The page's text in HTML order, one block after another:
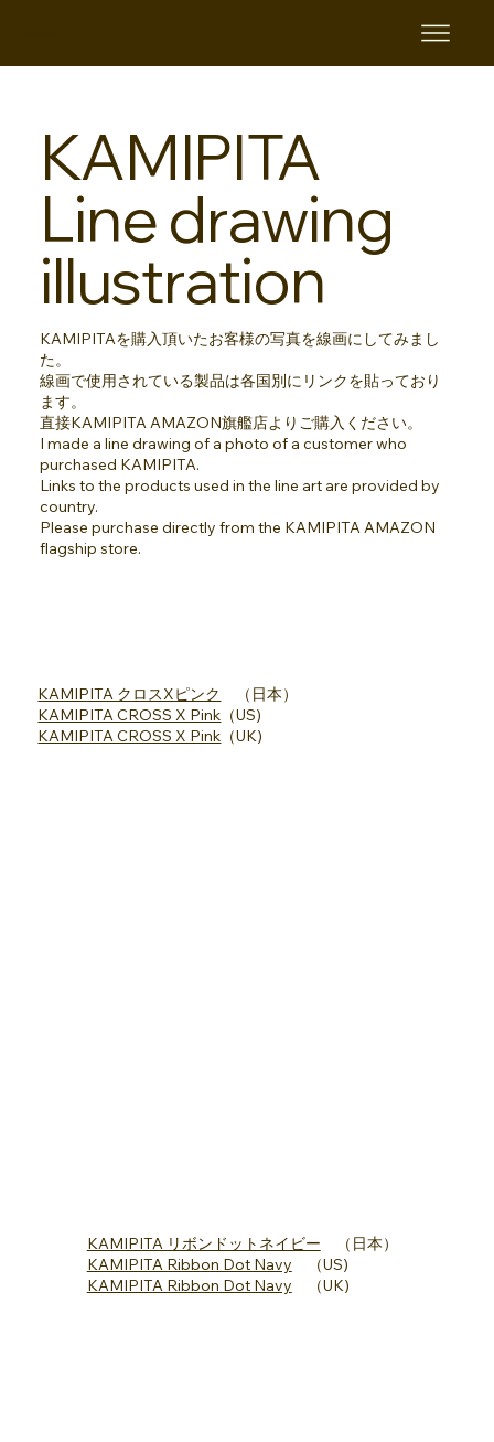
KAMIPITA
Line drawing
illustration
KAMIPITAを購入頂いたお客様の写真を線画にしてみまし
た。
線画で使用されている製品は各国別にリンクを貼っており
ます。
直接KAMIPITA AMAZON旗艦店よりご購入ください。
I made a line drawing of a photo of a customer who
purchased KAMIPITA.
Links to the products used in the line art are provided by
country.
Please purchase directly from the KAMIPITA AMAZON
flagship store.
KAMIPITA クロスXピンク
（日本）
KAMIPITA CROSS X Pink （US)
KAMIPITA CROSS X Pink （UK)
KAMIPITA リボンドットネイビー （日本）
KAMIPITA Ribbon Dot Navy （US)
KAMIPITA Ribbon Dot Navy （UK)